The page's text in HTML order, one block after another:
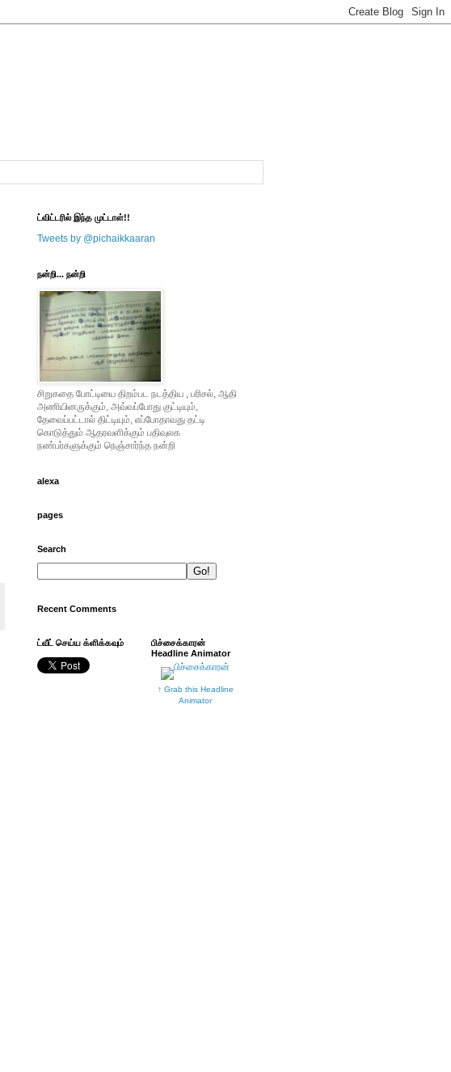
ட்விட்டரில் இந்த முட்டாள்!!
Tweets by @pichaikkaaran
நன்றி... நன்றி
சிறுகதை போட்டியை திறம்பட நடத்திய , பரிசல், ஆதி
அணியினருக்கும், அவ்வப்போது குட்டியும்,
தேவைப்பட்டால் திட்டியும், எப்போதாவது தட்டி
கொடுத்தும் ஆதரவளிக்கும் பதிவுலக
நண்பர்களுக்கும் நெஞ்சார்ந்த நன்றி
alexa
pages
Search
Recent Comments
ட்வீட் செய்ய க்ளிக்கவும்
பிச்சைக்காரன்
Headline Animator
↑ Grab this Headline
Animator